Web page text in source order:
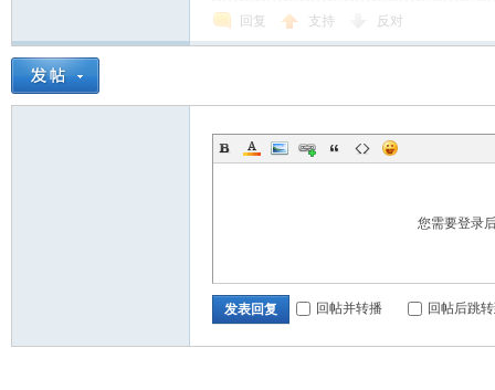
回复 支持 反对
您需要登录
发表回复 回帖并转播 回帖后跳